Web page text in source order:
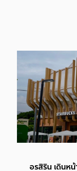
อรสิริน เดินห